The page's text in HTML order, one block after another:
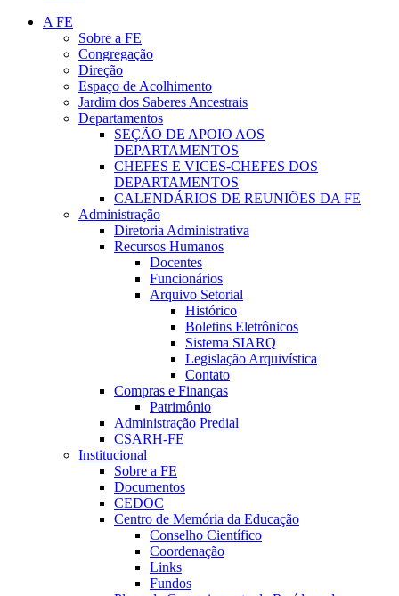
A FE
Sobre a FE
Congregação
Direção
Espaço de Acolhimento
Jardim dos Saberes Ancestrais
Departamentos
SEÇÃO DE APOIO AOS
DEPARTAMENTOS
CHEFES E VICES-CHEFES DOS
DEPARTAMENTOS
CALENDÁRIOS DE REUNIÕES DA FE
Administração
Diretoria Administrativa
Recursos Humanos
Docentes
Funcionários
Arquivo Setorial
Histórico
Boletins Eletrônicos
Sistema SIARQ
Legislação Arquivística
Contato
Compras e Finanças
Patrimônio
Administração Predial
CSARH-FE
Institucional
Sobre a FE
Documentos
CEDOC
Centro de Memória da Educação
Conselho Científico
Coordenação
Links
Fundos